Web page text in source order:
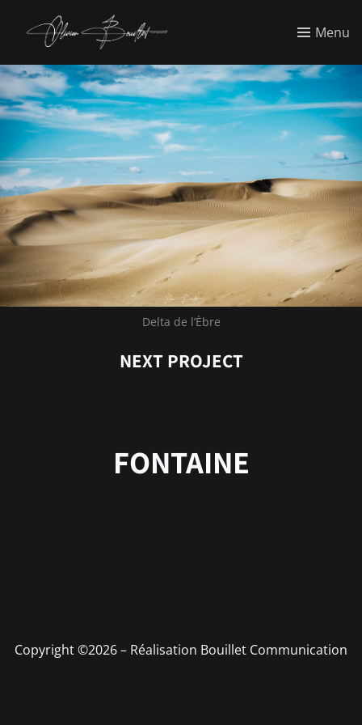
Menu
Delta de l’Èbre
NEXT PROJECT
FONTAINE
Copyright ©2026 – Réalisation Bouillet Communication